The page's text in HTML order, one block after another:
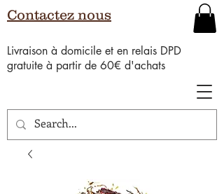
Livraison à domicile et en relais DPD
gratuite à partir de 60€ d'achats
Contactez nous